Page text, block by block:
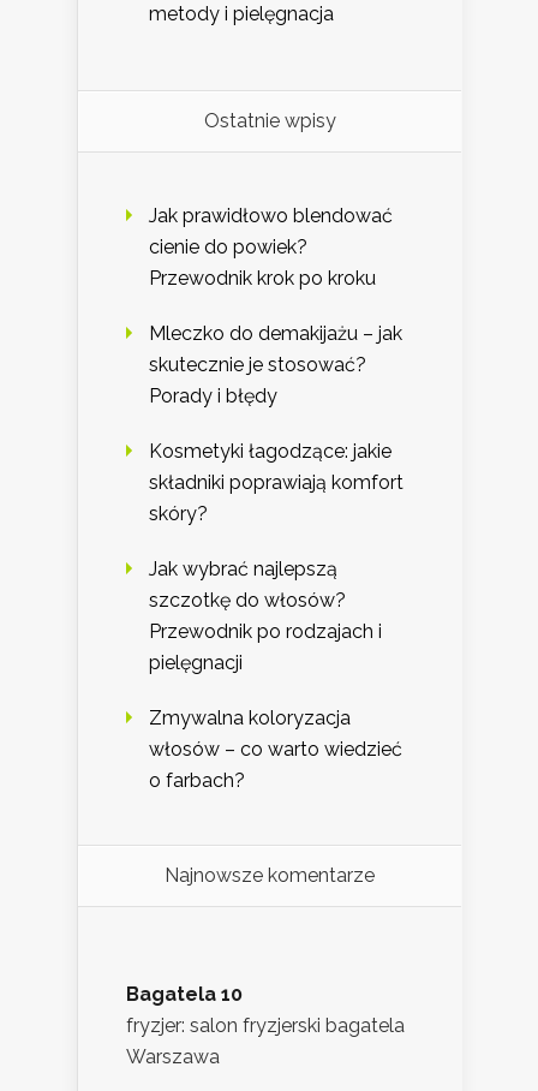
metody i pielęgnacja
Ostatnie wpisy
Jak prawidłowo blendować
cienie do powiek?
Przewodnik krok po kroku
Mleczko do demakijażu – jak
skutecznie je stosować?
Porady i błędy
Kosmetyki łagodzące: jakie
składniki poprawiają komfort
skóry?
Jak wybrać najlepszą
szczotkę do włosów?
Przewodnik po rodzajach i
pielęgnacji
Zmywalna koloryzacja
włosów – co warto wiedzieć
o farbach?
Najnowsze komentarze
Bagatela 10
fryzjer: salon fryzjerski bagatela
Warszawa